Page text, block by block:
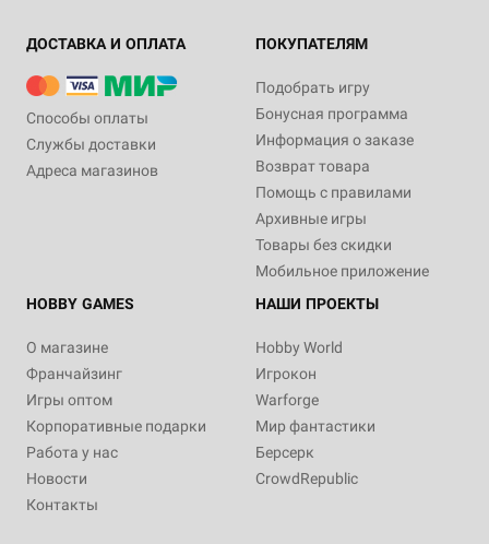
ДОСТАВКА И ОПЛАТА
Способы оплаты
Службы доставки
Адреса магазинов
ПОКУПАТЕЛЯМ
Подобрать игру
Бонусная программа
Информация о заказе
Возврат товара
Помощь с правилами
Архивные игры
Товары без скидки
Мобильное приложение
HOBBY GAMES
О магазине
Франчайзинг
Игры оптом
Корпоративные подарки
Работа у нас
Новости
Контакты
НАШИ ПРОЕКТЫ
Hobby World
Игрокон
Warforge
Мир фантастики
Берсерк
CrowdRepublic